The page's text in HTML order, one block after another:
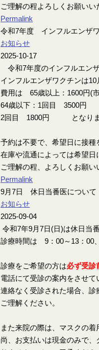
ご理解の程よろしくお願いい
Permalink
令和7年度 インフルエンザ
お知らせ
2025-10-17
令和7年度のインフルエン
インフルエンザワクチンは10
費用は 65歳以上：1600円(
64歳以下：1回目 3500円
2回目 1800円 となりま
予約は不要で、希望日に接種
在庫や流通によっては希望日
ご理解の程、よろしくお願い
Permalink
9月7日 休日当番医について
お知らせ
2025-09-04
令和7年9月7日(日)は休日当
診療時間は 9：00～13：00
診療をご希望の方は必ず受診
電話にて受診の案内をさせて
連絡なく受診された場合、
ご理解ください。
また来院の際は、マスクの着
尚、お支払いは現金のみで